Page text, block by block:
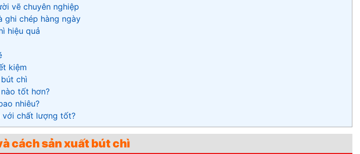
vẽ chuyên nghiệp
ghi chép hàng ngày
hiệu quả
kiệm
chì
tốt hơn?
nhiêu?
với chất lượng tốt?
cách sản xuất bút chì